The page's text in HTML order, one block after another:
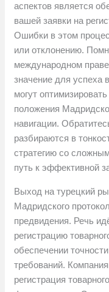
аспектов является
вашей заявки на
Ошибки в этом
или отклонению.
международном
значение для успеха
могут
положения
навигации.
разбираются в
стратегию со
путь к эффективной
Выход на турецкий
Мадридского
предвидения. Речь
регистрацию
обеспечении
требований.
регистрация